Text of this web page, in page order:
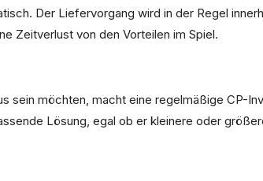
Der Liefervorgang wird in der Regel
Zeitverlust von den Vorteilen im Spiel.
sein möchten, macht eine regelmäßige CP-
Lösung, egal ob er kleinere oder